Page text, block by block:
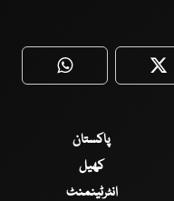
WhatsApp
پاکستان
کھیل
انٹرٹینمنٹ